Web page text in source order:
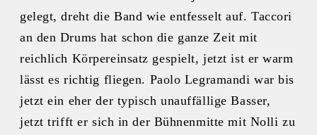
gelegt, dreht die Band wie entfesselt auf. Taccori
an den Drums hat schon die ganze Zeit mit
reichlich Körpereinsatz gespielt, jetzt ist er warm
lässt es richtig fliegen. Paolo Legramandi war bis
jetzt ein eher der typisch unauffällige Basser,
jetzt trifft er sich in der Bühnenmitte mit Nolli zu